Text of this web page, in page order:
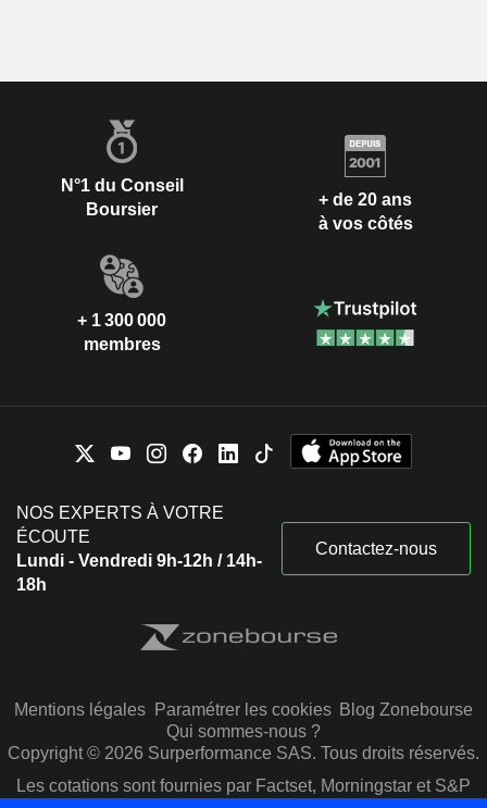
N°1 du Conseil
Boursier
+ de 20 ans
à vos côtés
+ 1 300 000
membres
NOS EXPERTS À VOTRE
ÉCOUTE
Lundi - Vendredi 9h-12h / 14h-
18h
Contactez-nous
Mentions légales Paramétrer les cookies Blog Zonebourse
Qui sommes-nous ?
Copyright © 2026 Surperformance SAS. Tous droits réservés.
Les cotations sont fournies par Factset, Morningstar et S&P